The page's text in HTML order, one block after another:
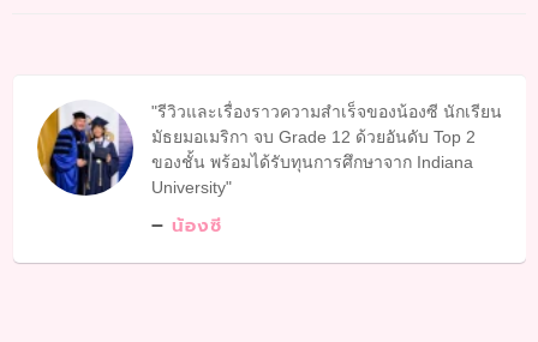
รีวิวและเรื่องราวความสำเร็จของน้องซี นักเรียน
มัธยมอเมริกา จบ Grade 12 ด้วยอันดับ Top 2
ของชั้น พร้อมได้รับทุนการศึกษาจาก Indiana
University
น้องซี